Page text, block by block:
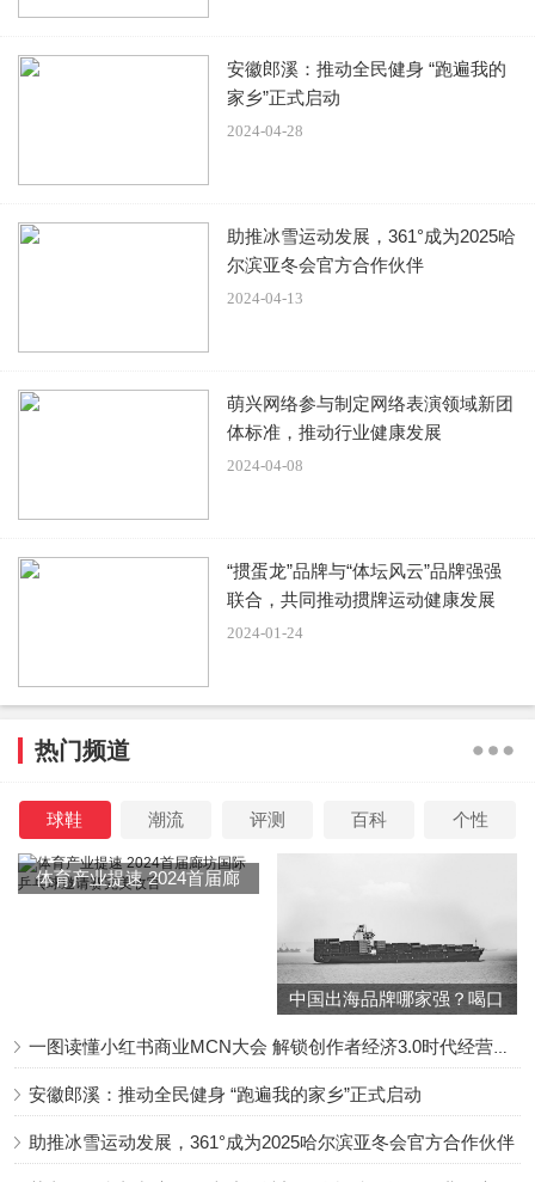
言和欺瞒换来的幸福脆弱到一触即碎，冒名顶替他人的陈信
文必须隐藏自己真实的身份和罪恶过往，塑造出“老实人”形
象作为自己无辜的证明，但他眼神中偶尔显露出的阴冷和狠
毒，才是陈信文多年伪装下的罪恶真面目。
筑公司老板的戏份前先增重了20斤，让自己的体态更接近小
老板的阔气和富态。然后又在42天内极速减重30斤，从外形
锻炼，导致他在演绎动作戏时突然晕倒，眼前一黑短暂“断
片”失去意识，但大鹏在清醒后又立刻投入拍摄。正是因为大
诠释出颠覆性的多面形象，观众在看到“陈信文”形象时纷纷
导演李子俊在特辑中评价大鹏的表演并不是面相的单一改
段人生中的狠恶与挣扎。在片场，编剧甚至不敢叫他的名
一个阶段的陈信文时，都加入了不同的肢体动作和细微的神
他作为富商时的自信狂妄；而逃亡后的他时常肩膀收缩前
倾，佝偻着后背隐藏在人群中。
他尽可能地去接近和理解陈信文的每个决定，摸索角色当下
状态的心理支点。此前大鹏也凭借在该影片中出色的演技，
获得了25届上海电影节金爵奖最佳男演员，以及多位知名影
评人的认可和称赞：“大鹏的表演真的颠覆了以往对他的认
知，从身材、外貌、眼神到状态上都与陈信文这个角色融为
一体，表演能收能放，准确而有力，演出人性之幽暗。”
安徽郎溪：推动全民健身 “跑遍我的
家乡”正式启动
2024-04-28
助推冰雪运动发展，361°成为2025哈
尔滨亚冬会官方合作伙伴
2024-04-13
萌兴网络参与制定网络表演领域新团
体标准，推动行业健康发展
2024-04-08
“掼蛋龙”品牌与“体坛风云”品牌强强
联合，共同推动掼牌运动健康发展
2024-01-24
热门频道
球鞋 潮流 评测 百科 个性
体育产业提速 2024首届廊
中国出海品牌哪家强？喝口
安徽郎溪：推动全民健身 “跑遍我的家乡”正式启动
助推冰雪运动发展，361°成为2025哈尔滨亚冬会官方合作伙伴